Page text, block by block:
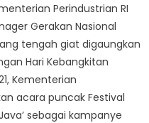
Perindustrian RI
Gerakan Nasional
tengah giat digaungkan
Hari Kebangkitan
Kementerian
acara puncak Festival
sebagai kampanye